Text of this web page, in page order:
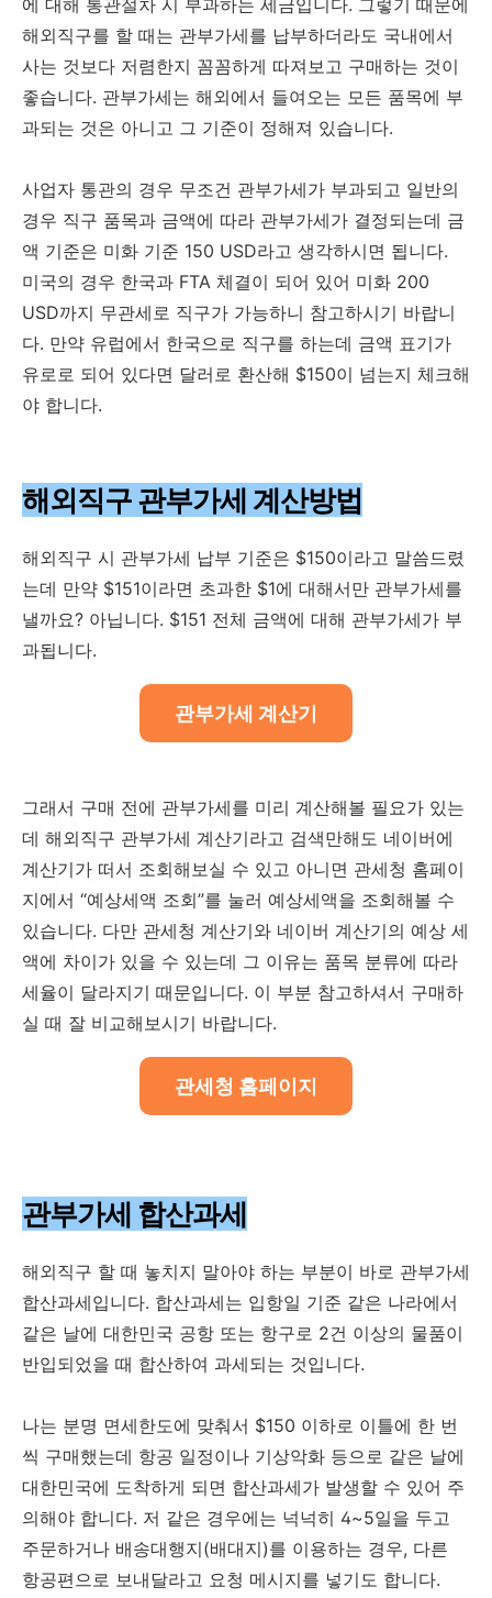
해외직구를 할 때는 관부가세를 납부하더라도 국내에서
사는 것보다 저렴한지 꼼꼼하게 따져보고 구매하는 것이
좋습니다. 관부가세는 해외에서 들여오는 모든 품목에 부
과되는 것은 아니고 그 기준이 정해져 있습니다.
사업자 통관의 경우 무조건 관부가세가 부과되고 일반의
경우 직구 품목과 금액에 따라 관부가세가 결정되는데 금
액 기준은 미화 기준 150 USD라고 생각하시면 됩니다.
미국의 경우 한국과 FTA 체결이 되어 있어 미화 200
USD까지 무관세로 직구가 가능하니 참고하시기 바랍니
다. 만약 유럽에서 한국으로 직구를 하는데 금액 표기가
유로로 되어 있다면 달러로 환산해 $150이 넘는지 체크해
야 합니다.
해외직구 관부가세 계산방법
해외직구 시 관부가세 납부 기준은 $150이라고 말씀드렸
는데 만약 $151이라면 초과한 $1에 대해서만 관부가세를
낼까요? 아닙니다. $151 전체 금액에 대해 관부가세가 부
과됩니다.
관부가세 계산기
그래서 구매 전에 관부가세를 미리 계산해볼 필요가 있는
데 해외직구 관부가세 계산기라고 검색만해도 네이버에
계산기가 떠서 조회해보실 수 있고 아니면 관세청 홈페이
지에서 “예상세액 조회”를 눌러 예상세액을 조회해볼 수
있습니다. 다만 관세청 계산기와 네이버 계산기의 예상 세
액에 차이가 있을 수 있는데 그 이유는 품목 분류에 따라
세율이 달라지기 때문입니다. 이 부분 참고하셔서 구매하
실 때 잘 비교해보시기 바랍니다.
관세청 홈페이지
관부가세 합산과세
해외직구 할 때 놓치지 말아야 하는 부분이 바로 관부가세
합산과세입니다. 합산과세는 입항일 기준 같은 나라에서
같은 날에 대한민국 공항 또는 항구로 2건 이상의 물품이
반입되었을 때 합산하여 과세되는 것입니다.
나는 분명 면세한도에 맞춰서 $150 이하로 이틀에 한 번
씩 구매했는데 항공 일정이나 기상악화 등으로 같은 날에
대한민국에 도착하게 되면 합산과세가 발생할 수 있어 주
의해야 합니다. 저 같은 경우에는 넉넉히 4~5일을 두고
주문하거나 배송대행지(배대지)를 이용하는 경우, 다른
항공편으로 보내달라고 요청 메시지를 넣기도 합니다.